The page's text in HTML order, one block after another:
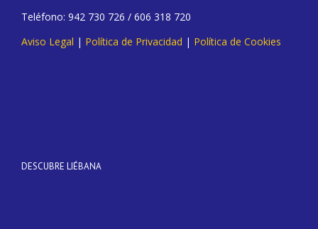
Teléfono: 942 730 726 / 606 318 720
Aviso Legal | Política de Privacidad | Política de Cookies
DESCUBRE LIÉBANA